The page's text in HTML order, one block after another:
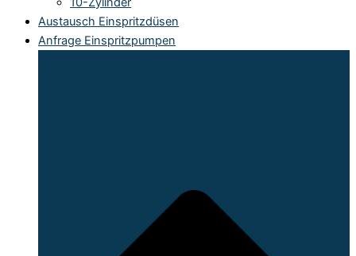
Austausch Einspritzdüsen
Anfrage Einspritzpumpen